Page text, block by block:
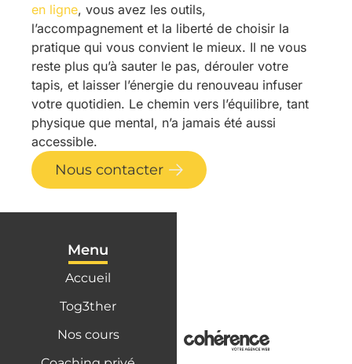
en ligne, vous avez les outils,
l’accompagnement et la liberté de choisir la
pratique qui vous convient le mieux. Il ne vous
reste plus qu’à sauter le pas, dérouler votre
tapis, et laisser l’énergie du renouveau infuser
votre quotidien. Le chemin vers l’équilibre, tant
physique que mental, n’a jamais été aussi
accessible.
Nous contacter
Menu
Accueil
Tog3ther
Nos cours